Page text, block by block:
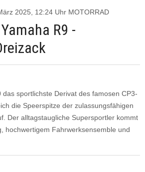
2025, 12:24 Uhr MOTORRAD
R9 -
das sportlichste Derivat des famosen CP3-
die Speerspitze der zulassungsfähigen
Der alltagstaugliche Supersportler kommt
hochwertigem Fahrwerksensemble und